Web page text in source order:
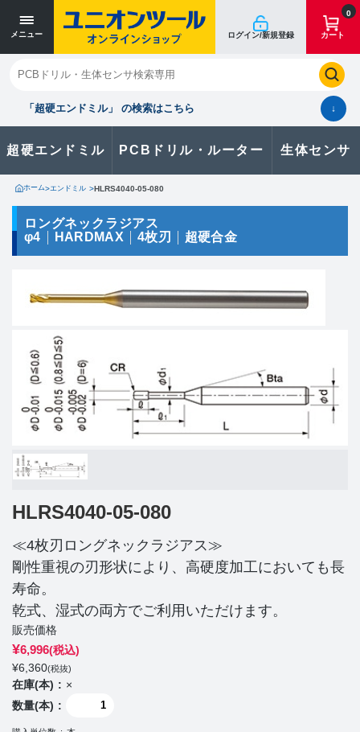
メニュー ログイン/新規登録
0
カート
「超硬エンドミル」 の検索はこちら ↓
超硬エンドミル PCBドリル・ルーター 生体センサ
閉じる
お気に入り クイックオーダー 購入履歴
製品に関するお問い合わせはこちら
お問い合わせ
カタログ一覧
ホーム>エンドミル >HLRS4040-05-080
ロングネックラジアス
φ4
HARDMAX 4枚刃 超硬合金
HLRS4040-05-080
≪4枚刃ロングネックラジアス≫
剛性重視の刃形状により、高硬度加工においても長
寿命。
乾式、湿式の両方でご利用いただけます。
販売価格
¥6,996(税込)
¥6,360(税抜)
在庫(本)
×
数量(本)
寸法単位 [mm]
寸法単位 [mm]